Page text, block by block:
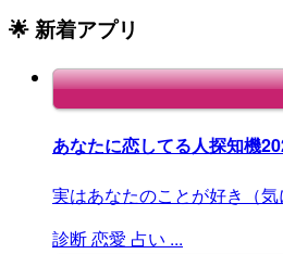
🌟 新着アプリ
あなたに恋してる人探知機
実はあなたのことが好き（
診断恋愛 占い ...